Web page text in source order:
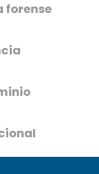
forense